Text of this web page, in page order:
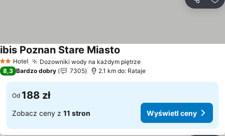
2 Kategoria
Hotel Dozowniki wody na każdym piętrzeWyświetl ceny
ibis Poznan Stare Miasto
8,3 Bardzo dobry 7305 2.1 km do: Rataje
Od 188 zł
Zobacz ceny z 11 stron Wyświetl ceny